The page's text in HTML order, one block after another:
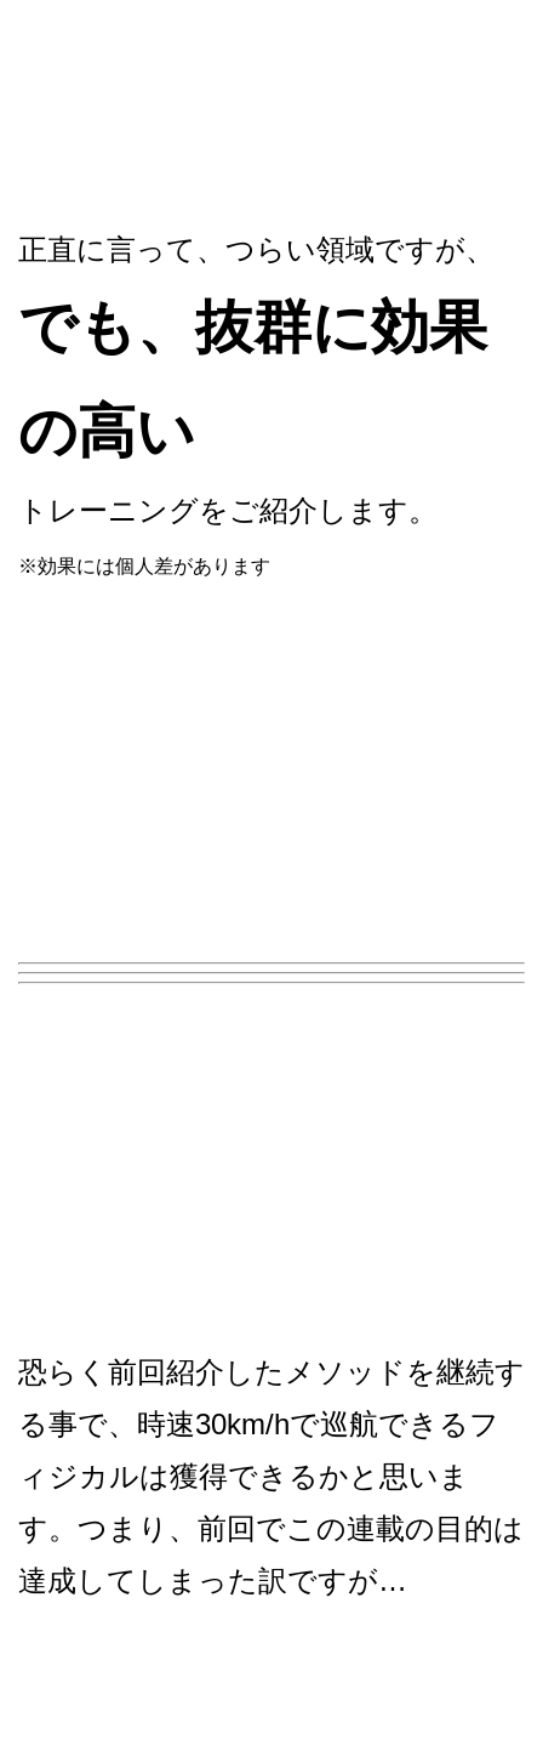
正直に言って、つらい領域ですが、
でも、抜群に効果
の高い
トレーニングをご紹介します。
※効果には個人差があります
恐らく前回紹介したメソッドを継続す
る事で、時速30km/hで巡航できるフ
ィジカルは獲得できるかと思いま
す。つまり、前回でこの連載の目的は
達成してしまった訳ですが…